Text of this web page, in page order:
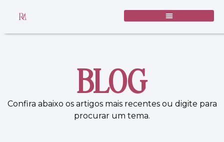
BLOG
Confira abaixo os artigos mais recentes ou digite para
procurar um tema.